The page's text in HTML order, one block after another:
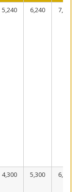
5,240 6,240 7,240
4,300 5,300 6,300